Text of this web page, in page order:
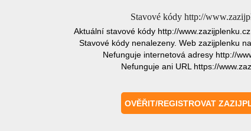
Stavové kódy http://
Aktuální stavové kódy http://
Stavové kódy nenalezeny. Web zazijplenku
Nefunguje internetová adresy http://
Nefunguje ani URL https://